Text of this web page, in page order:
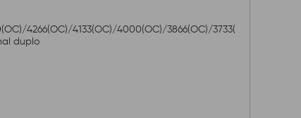
4000(OC)/3866(OC)/3733(
duplo